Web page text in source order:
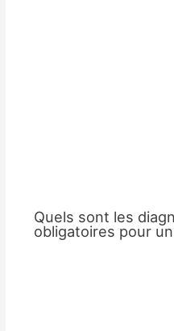
Quels sont les
obligatoires pour